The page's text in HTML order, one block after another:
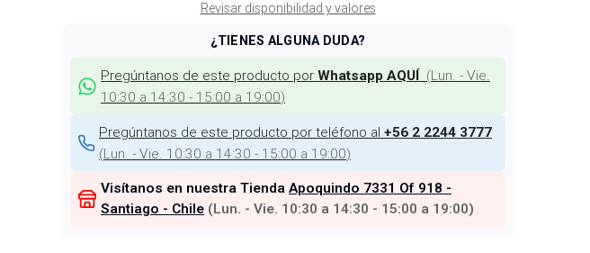
Revisar disponibilidad y valores
¿TIENES ALGUNA DUDA?
Pregúntanos de este producto por Whatsapp AQUÍ (Lun. - Vie.
10:30 a 14:30 - 15:00 a 19:00)
Pregúntanos de este producto por teléfono al +56 2 2244 3777
(Lun. - Vie. 10:30 a 14:30 - 15:00 a 19:00)
Visítanos en nuestra Tienda Apoquindo 7331 Of 918 -
Santiago - Chile (Lun. - Vie. 10:30 a 14:30 - 15:00 a 19:00)